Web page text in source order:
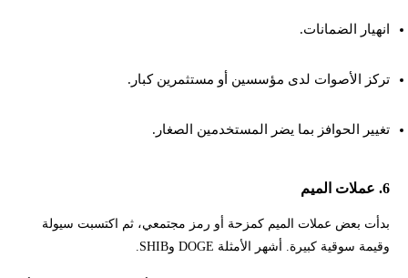
انهيار الضمانات.
تركز الأصوات لدى مؤسسين أو مستثمرين كبار.
تغيير الحوافز بما يضر المستخدمين الصغار.
6. عملات الميم
بدأت بعض عملات الميم كمزحة أو رمز مجتمعي، ثم اكتسبت سيولة
وقيمة سوقية كبيرة. أشهر الأمثلة DOGE وSHIB.